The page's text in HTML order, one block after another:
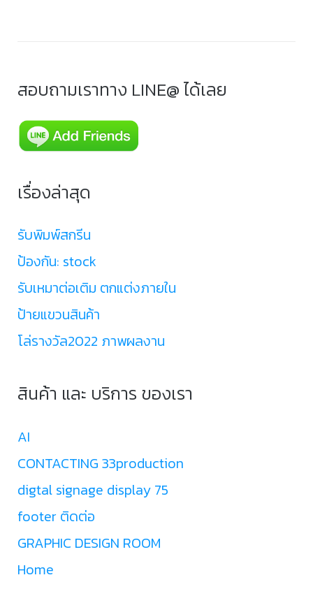
สอบถามเราทาง LINE@ ได้เลย
เรื่องล่าสุด
รับพิมพ์สกรีน
ป้องกัน: stock
รับเหมาต่อเติม ตกแต่งภายใน
ป้ายแขวนสินค้า
โล่รางวัล2022 ภาพผลงาน
สินค้า และ บริการ ของเรา
AI
CONTACTING 33production
digtal signage display 75
footer ติดต่อ
GRAPHIC DESIGN ROOM
Home